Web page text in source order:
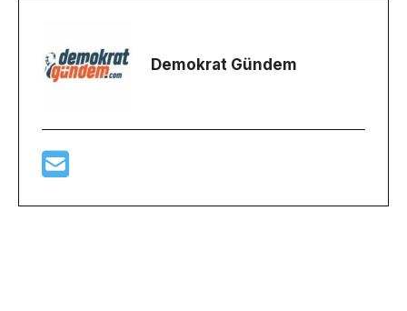
Demokrat Gündem